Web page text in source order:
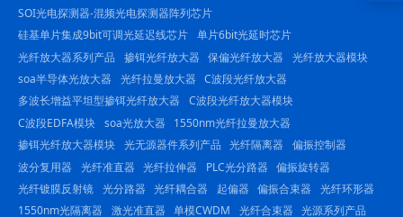
SOI光电探测器-混频光电探测器阵列芯片
硅基单片集成9bit可调光延迟线芯片 单片6bit光延时芯片
光纤放大器系列产品
掺铒光纤放大器 保偏光纤放大器
光纤放大器模块
soa半导体光放大器
光纤拉曼放大器 C波段光纤放大器
多波长增益平坦型掺铒光纤放大器
C波段光纤放大器模块
C波段EDFA模块 soa光放大器
1550nm光纤拉曼放大器
掺铒光纤放大器模块 光无源器件系列产品 光纤隔离器
偏振控制器
波分复用器
光纤准直器 光纤拉伸器 PLC光分路器
偏振旋转器
光纤镀膜反射镜 光分路器 光纤耦合器 起偏器 偏振合束器
光纤环形器
1550nm光隔离器
激光准直器 单模CWDM 光纤合束器
光源系列产品